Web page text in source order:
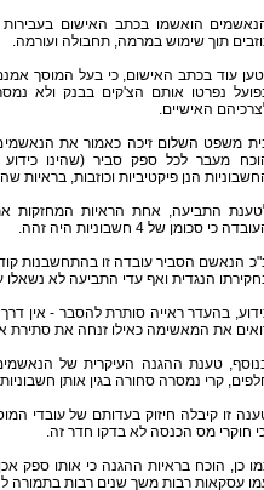
הואשמו בכתב האישום
תוך שימוש במרמה, תחבולה ועורמה.
עוד בכתב האישום, כי בעל המוסך
נפרטו אותם הצ'קים בבנק ולא
האישיים.
משפט השלום זיכה כאמור את
מעבר לכל ספק סביר (שהינו
הנן פיקטיביות וכוזבות, בראיות
התביעה, אחת הראיות המחזקות
כי סכומן של 4 חשבוניות היה זהה.
הנאשם הסביר עובדה זו בהתחשבנות
הנגדית ואף עדי התביעה לא נשאלו
בהעדר ראייה סותרת להסבר - אין
את המאשימה כאילו זנחה את סתירת
טענת ההגנה העיקרית של
קרי נמסרה סחורה בגין אותן
זו קיבלה חיזוק בעדותם של עובדי
חוקרי מס הכנסה לא בדקו חדר זה.
כן, הוכח בראיות ההגנה כי אותו ספק
עסקאות רבות משך שנים רבות בתמורה